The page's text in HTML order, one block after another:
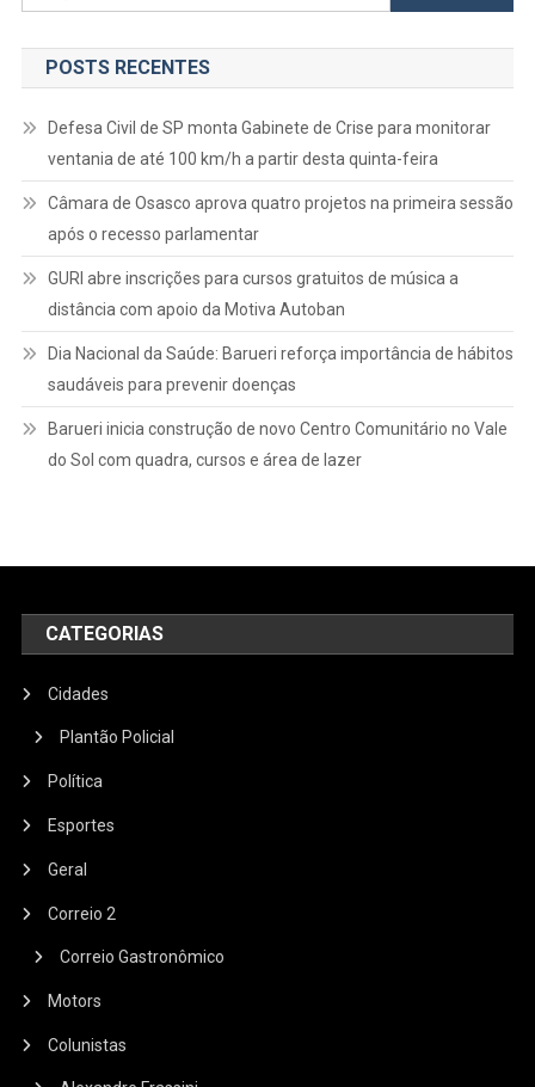
por:
POSTS RECENTES
Defesa Civil de SP monta Gabinete de Crise para monitorar
ventania de até 100 km/h a partir desta quinta-feira
Câmara de Osasco aprova quatro projetos na primeira sessão
após o recesso parlamentar
GURI abre inscrições para cursos gratuitos de música a
distância com apoio da Motiva Autoban
Dia Nacional da Saúde: Barueri reforça importância de hábitos
saudáveis para prevenir doenças
Barueri inicia construção de novo Centro Comunitário no Vale
do Sol com quadra, cursos e área de lazer
CATEGORIAS
Cidades
Plantão Policial
Política
Esportes
Geral
Correio 2
Correio Gastronômico
Motors
Colunistas